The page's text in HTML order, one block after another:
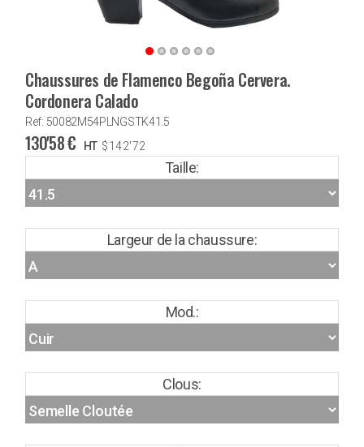
Chaussures de Flamenco Begoña Cervera.
Cordonera Calado
Ref: 50082M54PLNGSTK41.5
130'58€ HT $142'72
Taille:
Largeur de la chaussure:
Mod.:
Clous: